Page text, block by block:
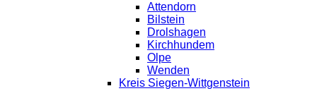
Attendorn
Bilstein
Drolshagen
Kirchhundem
Olpe
Wenden
Kreis Siegen-Wittgenstein